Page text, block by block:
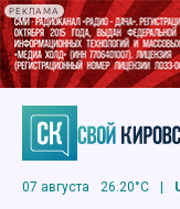
РЕКЛАМА
07 августа 26.20°C |